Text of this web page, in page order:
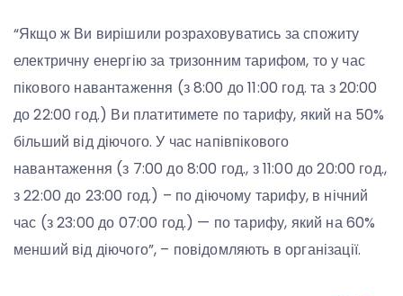
“Якщо ж Ви вирішили розраховуватись за спожиту
електричну енергію за тризонним тарифом, то у час
пікового навантаження (з 8:00 до 11:00 год. та з 20:00
до 22:00 год.) Ви платитимете по тарифу, який на 50%
більший від діючого. У час напівпікового
навантаження (з 7:00 до 8:00 год., з 11:00 до 20:00 год.,
з 22:00 до 23:00 год.) – по діючому тарифу, в нічний
час (з 23:00 до 07:00 год.) — по тарифу, який на 60%
менший від діючого”, – повідомляють в організації.